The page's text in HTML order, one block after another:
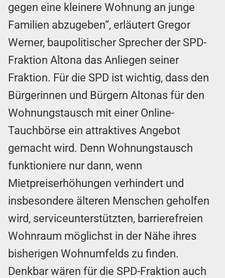
gegen eine kleinere Wohnung an junge
Familien abzugeben“, erläutert Gregor
Werner, baupolitischer Sprecher der SPD-
Fraktion Altona das Anliegen seiner
Fraktion. Für die SPD ist wichtig, dass den
Bürgerinnen und Bürgern Altonas für den
Wohnungstausch mit einer Online-
Tauchbörse ein attraktives Angebot
gemacht wird. Denn Wohnungstausch
funktioniere nur dann, wenn
Mietpreiserhöhungen verhindert und
insbesondere älteren Menschen geholfen
wird, serviceunterstützten, barrierefreien
Wohnraum möglichst in der Nähe ihres
bisherigen Wohnumfelds zu finden.
Denkbar wären für die SPD-Fraktion auch